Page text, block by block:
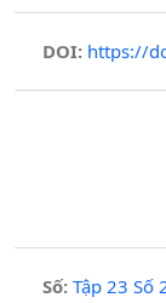
DOI: https://
Số: Tập 23 Số